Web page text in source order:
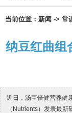
当前位置： 新闻 -> 常
纳豆红曲组
近日，汤臣倍健营养健
（Nutrients）发表最